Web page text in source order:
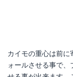
カイモの重心は前に
ォールさせる事で、